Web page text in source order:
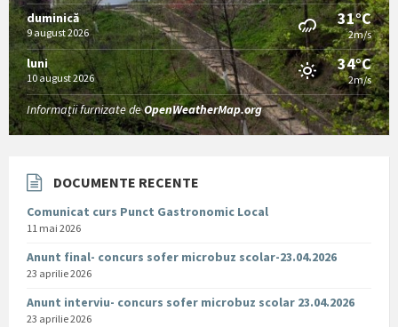
duminică
9 august 2026
31°C
2m/s
luni
10 august 2026
34°C
2m/s
Informații furnizate deOpenWeatherMap.org
DOCUMENTE RECENTE
Comunicat curs Punct Gastronomic Local
11 mai 2026
Anunt final- concurs sofer microbuz scolar-23.04.2026
23 aprilie 2026
Anunt interviu- concurs sofer microbuz scolar 23.04.2026
23 aprilie 2026